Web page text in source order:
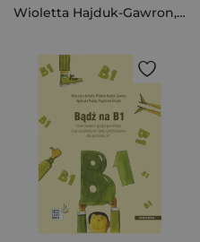
Wioletta Hajduk-Gawron,